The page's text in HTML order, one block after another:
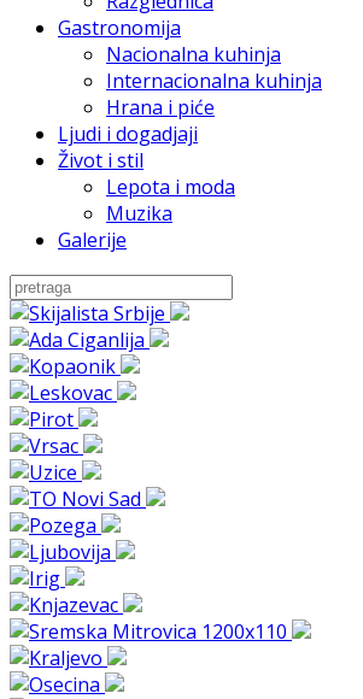
Gastronomija
Nacionalna kuhinja
Internacionalna kuhinja
Hrana i piće
Ljudi i dogadjaji
Život i stil
Lepota i moda
Muzika
Galerije